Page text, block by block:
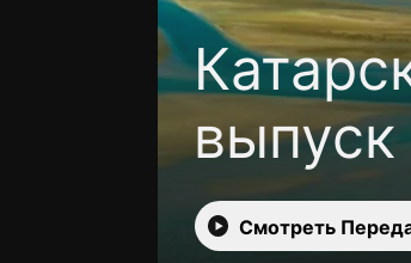
выпуск
Смотреть